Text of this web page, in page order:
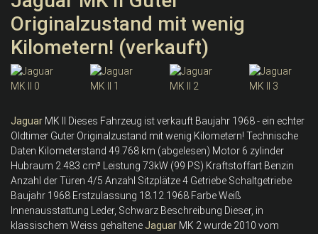
Originalzustand mit wenig
Kilometern! (verkauft)
Jaguar MK II Dieses Fahrzeug ist verkauft Baujahr 1968 - ein echter
Oldtimer Guter Originalzustand mit wenig Kilometern! Technische
Daten Kilometerstand 49.768 km (abgelesen) Motor 6 zylinder
Hubraum 2.483 cm³ Leistung 73kW (99 PS) Kraftstoffart Benzin
Anzahl der Türen 4/5 Anzahl Sitzplätze 4 Getriebe Schaltgetriebe
Baujahr 1968 Erstzulassung 18.12.1968 Farbe Weiß
Innenausstattung Leder, Schwarz Beschreibung Dieser, in
klassischem Weiss gehaltene Jaguar MK 2 wurde 2010 vom